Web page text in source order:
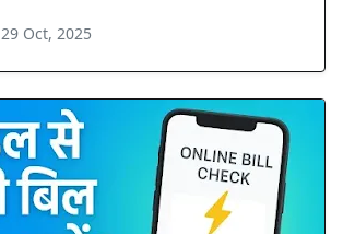
29 Oct, 2025